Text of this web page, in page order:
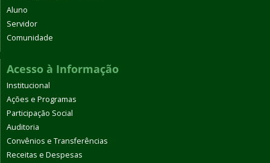
Aluno
Servidor
Comunidade
Acesso à Informação
Institucional
Ações e Programas
Participação Social
Auditoria
Convênios e Transferências
Receitas e Despesas